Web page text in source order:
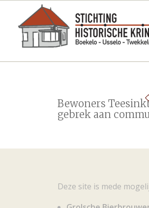
Bewoners
gebrek aan
Deze site is mede